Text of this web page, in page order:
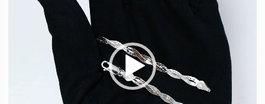
նվագարկիչ